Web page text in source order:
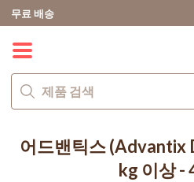
무료 배송
어드밴틱스 (Advantix
kg 이상 -